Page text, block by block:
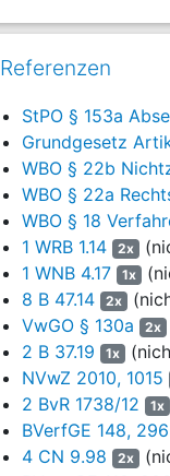
6
3. Seine hiergegen
darauf, dass die
Belastungszeugin zu
nicht erst durch einen
7 Die Beschwerde ist
8 1. Die Beschwerde
abgeholfen hat, hat
9 2. Die Beschwerde
weil die
dieser Vorschrift nicht
Referenzen
StPO § 153a
Grundgesetz
WBO § 22b
WBO § 22a
WBO § 18
1 WRB 1.14 2x
1 WNB 4.17
1x
8 B 47.14
2x
VwGO § 130a
2x
2 B 37.19 1x
NVwZ 2010, 1015
2 BvR 1738/12
1x
BVerfGE 148, 296
4 CN 9.98
2x